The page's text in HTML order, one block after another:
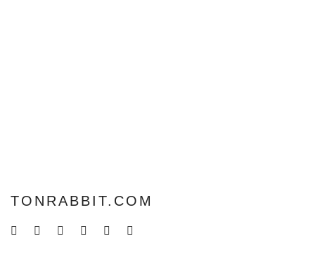
TONRABBIT.COM